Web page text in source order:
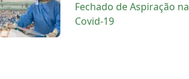
Fechado de Aspiração na
Covid-19